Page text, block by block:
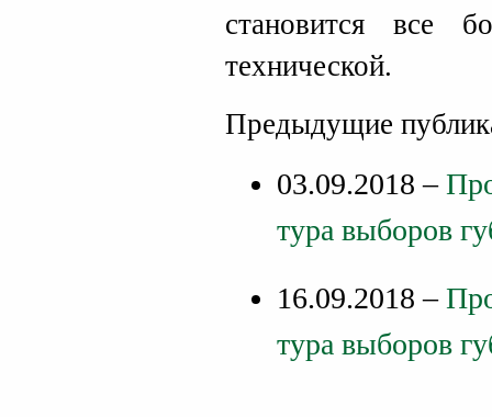
становится все
технической.
Предыдущие
03.09.2018 –
тура выборов
16.09.2018 –
тура выборов